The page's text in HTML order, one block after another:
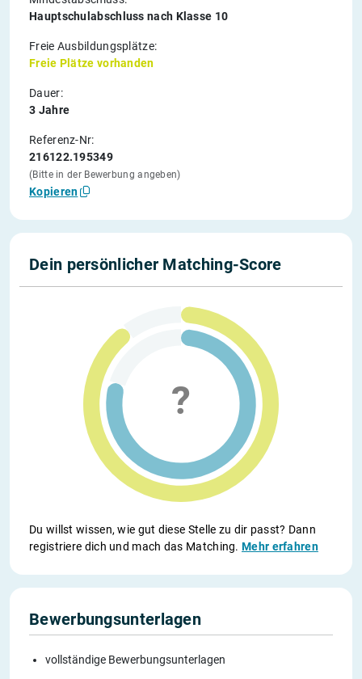
Hauptschulabschluss nach Klasse 10
Freie Ausbildungsplätze:
Freie Plätze vorhanden
Dauer:
3 Jahre
Referenz-Nr:
216122.195349
(Bitte in der Bewerbung angeben)
Kopieren
Dein persönlicher Matching-Score
Du willst wissen, wie gut diese Stelle zu dir passt? Dann
registriere dich und mach das Matching.Mehr erfahren
Bewerbungsunterlagen
vollständige Bewerbungsunterlagen